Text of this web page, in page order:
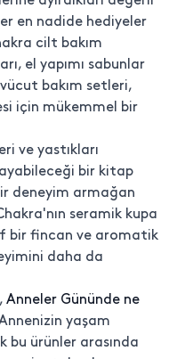
en nadide hediyeler
cilt bakım
el yapımı sabunlar
bakım setleri,
için mükemmel bir
ve yastıkları
bir kitap
deneyim armağan
seramik kupa
bir fincan ve aromatik
daha da
Anneler Gününde ne
yaşam
ürünler arasında